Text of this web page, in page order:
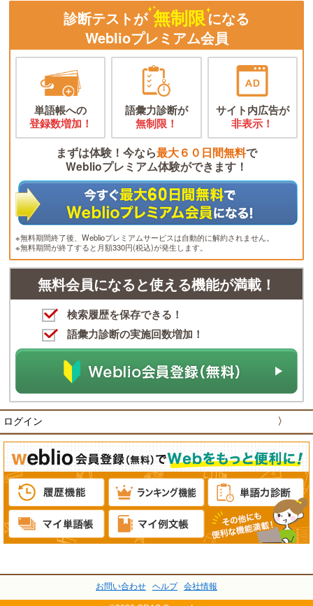
診断テストが 無制限になる
Weblioプレミアム会員
単語帳への
登録数増加！
語彙力診断が
無制限！
サイト内広告が
非表示！
まずは体験！今なら最大６０日間無料で
Weblioプレミアム体験ができます！
※無料期間終了後、Weblioプレミアムサービスは自動的に解約されません。
※無料期間が終了すると月額330円(税込)が発生します。
無料会員になると使える機能が満載！
検索履歴を保存できる！
語彙力診断の実施回数増加！
ログイン 〉
お問い合わせ ヘルプ 会社情報